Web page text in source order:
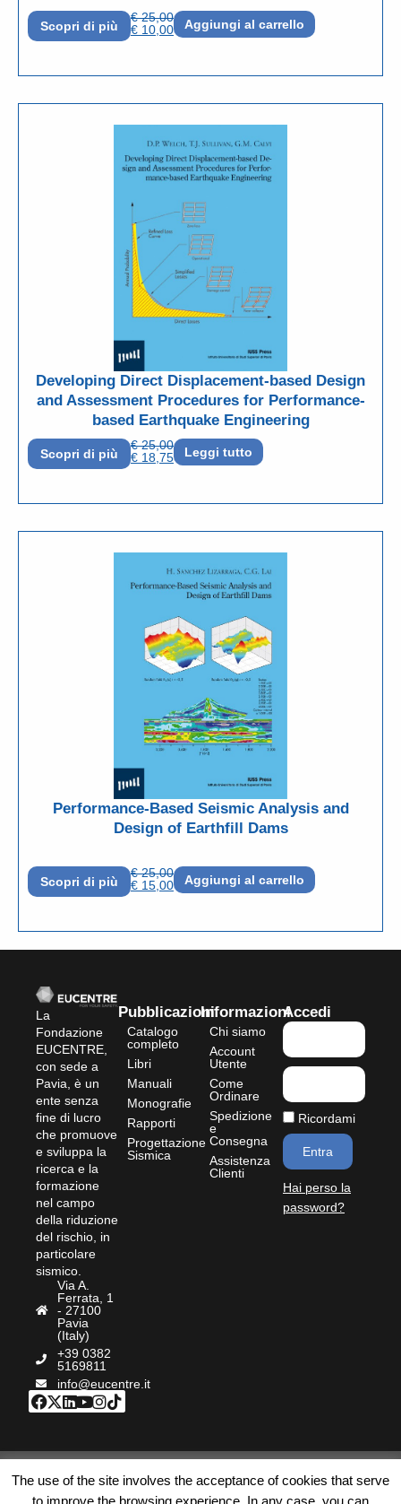
Scopri di più
€25,00
€ 10,00 Aggiungi al carrello
Developing Direct Displacement-based Design
and Assessment Procedures for Performance-
based Earthquake Engineering
Scopri di più
€25,00
€ 18,75 Leggi tutto
Performance-Based Seismic Analysis and
Design of Earthfill Dams
Scopri di più
€25,00
€ 15,00 Aggiungi al carrello
La
Fondazione
EUCENTRE,
con sede a
Pavia, è un
ente senza
fine di lucro
che promuove
e sviluppa la
ricerca e la
formazione
nel campo
della riduzione
del rischio, in
particolare
sismico.
Via A.
Ferrata, 1
- 27100
Pavia
(Italy)
+39 0382
5169811
info@eucentre.it
Pubblicazioni
Catalogo
completo
Libri
Manuali
Monografie
Rapporti
Progettazione
Sismica
Informazioni
Chi siamo
Account
Utente
Come
Ordinare
Spedizione
e
Consegna
Assistenza
Clienti
Accedi
Ricordami
Entra
Hai perso la
password?
Termini e Condizioni|Accessibilità| P.IVA:
The use of the site involves the acceptance of cookies that serve
to improve the browsing experience. In any case, you can